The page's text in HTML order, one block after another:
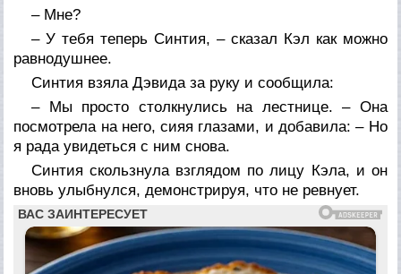
– Мне?
– У тебя теперь Синтия, – сказал Кэл как можно
равнодушнее.
Синтия взяла Дэвида за руку и сообщила:
– Мы просто столкнулись на лестнице. – Она
посмотрела на него, сияя глазами, и добавила: – Но
я рада увидеться с ним снова.
Синтия скользнула взглядом по лицу Кэла, и он
вновь улыбнулся, демонстрируя, что не ревнует.